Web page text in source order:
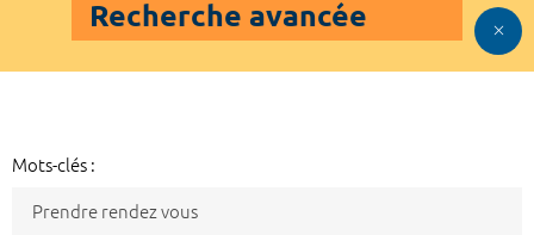
Recherche avancée
Mots-clés :